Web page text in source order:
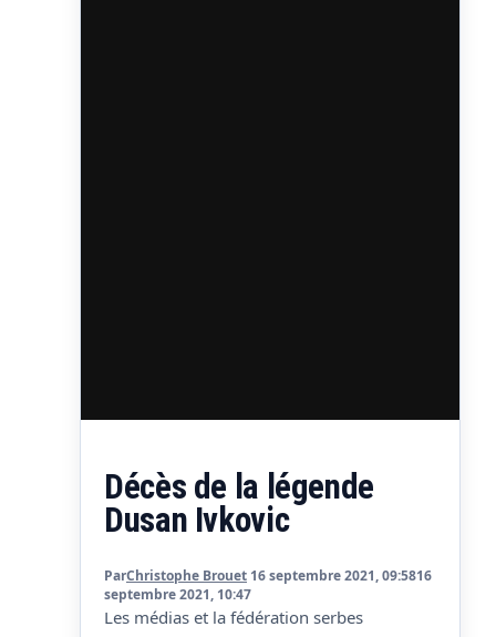
Décès de la légende
Dusan Ivkovic
ParChristophe Brouet 16 septembre 2021, 09:5816
septembre 2021, 10:47
Les médias et la fédération serbes